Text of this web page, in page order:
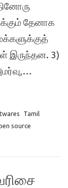
தேனாக
இருந்தன. 3)
Tamil
source